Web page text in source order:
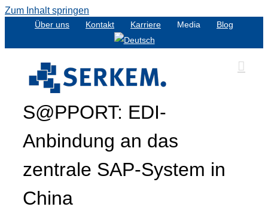
Zum Inhalt springen
Über uns Kontakt Karriere Media Blog
S@PPORT: EDI-
Anbindung an das
zentrale SAP-System in
China